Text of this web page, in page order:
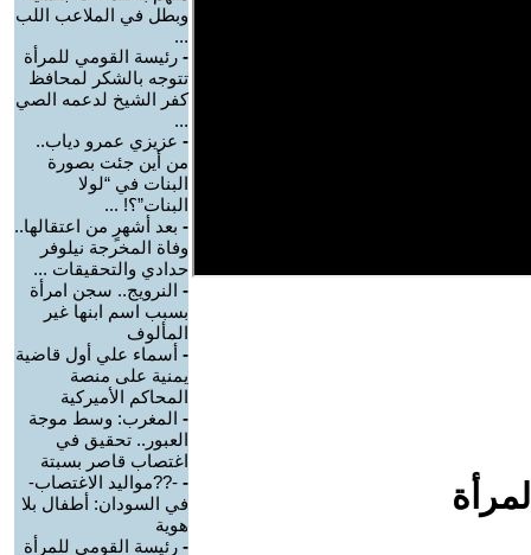
وبطل في الملاعب اللب
...
- رئيسة القومي للمرأة
تتوجه بالشكر لمحافظ
كفر الشيخ لدعمه الصي
...
- عزيزي عمرو دياب..
من أين جئت بصورة
البنات في “لولا
البنات”؟! ...
- بعد أشهرٍ من اعتقالها..
وفاة المخرجة نيلوفر
حدادي والتحقيقات ...
- النرويج.. سجن امرأة
بسبب اسم ابنها غير
المألوف
- أسماء علي أول قاضية
يمنية على منصة
المحاكم الأميركية
- المغرب: وسط موجة
العبور.. تحقيق في
اغتصاب قاصر بسبتة
- -??مواليد الاغتصاب-
في السودان: أطفال بلا
هوية
- رئيسة القومي للمرأة